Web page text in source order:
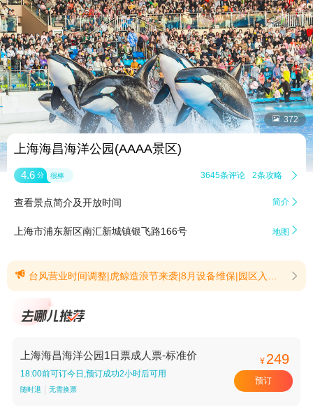
 372
上海海昌海洋公园(AAAA景区)
4.6 分 很棒 3645条评论 2条攻略 
查看景点简介及开放时间 简介 
上海市浦东新区南汇新城镇银飞路166号 地图 
 台风营业时间调整|虎鲸造浪节来袭|8月设备维保|园区入园须知【台风营业时间调整】受台风“白海豚”影响，为充分保障广大游客安全，8月9日上海海昌海洋公园运营时间调整为9:00-18:00；8月10日上海海昌海洋公园运营时间调整为9:00-17:00。已购票的游客，若因天气原因希望变更游玩计划，可在原预订平台无条件申请退款或重新预订。衷心感谢您的理解与支持！(提示有效期2026/8/8至2026/8/11)【虎鲸造浪节来袭】3大新产品重磅上线，虎鲸星光秀震撼开演，鲸跃星河·圆舞曲之夜！深海光影巨制《人鱼之海·奇幻光影秀》解锁五重极地秘境！暑期电影原版授权，水下实景大秀《八仙！入海》联动上演，真人八仙NPC空降陪玩！十大明星剧目焕新升级，一天穿越南北极，看遍五大洋，奇遇以虎鲸为首的十万只海洋动物，20万m²空调房里遛娃避暑；四大戏水派对造浪，全园湿身狂欢，8.23日前无人机秀联袂每周六、周日虎鲸造浪音乐节汪东城、井迪等超人气大咖轮番炸场。更有奥特曼系列60周年上线，一站式打卡全国珍稀奥特曼！全家来海洋，过20°冰爽夏天！一步入海戏水观鲸浪起来！(提示有效期2026/6/30至2026/8/31)【8月设备维保】8月园区设施设备维保暂停公告（具体设备开放情况及演出时间敬请关注上海海昌海洋公园微信公众号）海豚过山车 2026.8.10（周一）；时空缆车 2026.8.7、8.17；超感4D影院 2026.8.24（周一）；天幕影院 2026.8.27（周四）；鹈鹕大冒险 2026.8.12（周三）；快乐小飞鱼 2026.8.6（周四）；极速企鹅 2026.8.18（周二）；海洋木马 2026.8.4（周二）；飞天巨鱼 2026.8.20（周四）(提示有效期2026/7/31至2026/8/31)【园区入园须知】1.所有游客随身携带的手提包、包裹及其他物品均须在入园时、园区内或园区认为的适当地点接受园区安全检查。园区有权拒绝任何手提包、包裹或其它物品被携带进入园区；对于在园区内所有无人管理的物品，园区有权做适当的处理。2.国家法律法规规定的禁带违禁品及公园出于游客公共安全及动物健康安全考虑禁止携带的物品：a.法律规定的危险物品（包括但不限于任何种类的火器、弹药或攻击性武器及其他易燃、易爆、有害、有毒物品等）；b.为保证园区动物安全，除婴儿食品和本人适量饮用水外，谢绝游客带入其它食品和饮品；c. 为确保游客健康安全，鉴于外卖食品在配送过程中可能因储存条件不当（如高温、颠簸）、配送时间过长等因素导致变质，或因包装破损、接触污染物等引发食品安全卫生问题，园区禁止携带外卖食品入内；d.装有轮子的运送用具及代步工具，包括但不限于带滑轮的玩乐装备、滑板、滑行车、踏板车、旱冰鞋及带滑轮的鞋子，装有滑轮及有轮冷藏箱，自行车、三轮搬运车、电瓶车、电动平衡车、双轮代步车、手推车(仅可从后方推行的婴儿车及轮椅除外)、野营车、儿童野营推车、拖挂车类物品（不论由电动运输载具、轮椅、童车或人力等方式进行推行、拖拽或牵引）；注：手推轮椅、不少于三个车轮且时速不超过16公里/小时的残疾人电动辅助行动设备、尺寸不超过80厘米X110厘米的童车除外(包括所有配件或可扩展的附接件完全展开后)。e.刀具类（生活用刀具，如小刀、水果刀等）；彩旗、锣鼓、高音喇叭、遥控玩具、横幅、折叠凳等；f.尺寸超过54厘米x35厘米x22厘米 (20寸) 的箱包、含儿童座椅的行李箱；在高峰期等必要情况下，其他有轮行李也可能无法入园。3.公园禁止携带宠物入园（导盲犬、官方组织活动邀约特定人群除外）。(提示有效期2026/6/30至2026/10/15) 
上海海昌海洋公园1日票成人票-标准价
18:00前可订今日,预订成功2小时后可用
随时退 无需换票
¥ 249
预订
